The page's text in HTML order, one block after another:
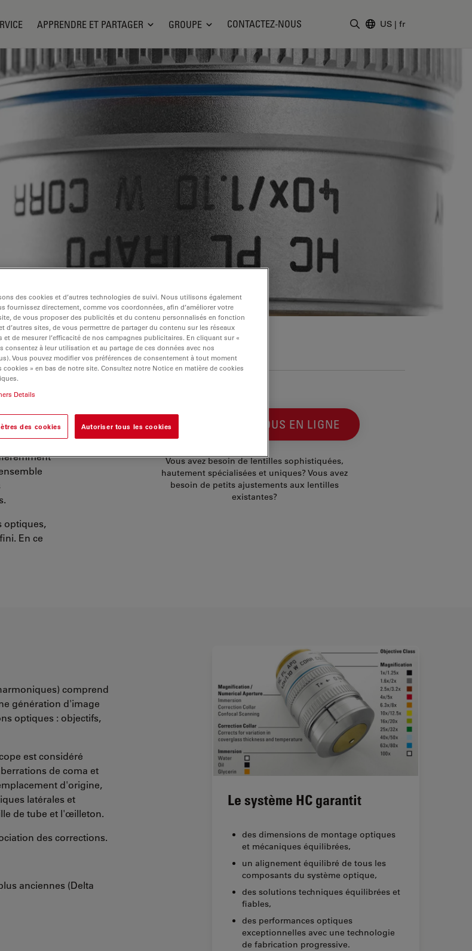
APPRENDRE ET PARTAGER GROUPE CONTACTEZ-NOUS US | fr
optiques,
En ce
CONTACTEZ-NOUS EN LIGNE
Vous avez besoin de lentilles sophistiquées,
hautement spécialisées et uniques? Vous avez
besoin de petits ajustements aux lentilles
existantes?
comprend
génération d'image
optiques : objectifs,
est considéré
de coma et
d'origine,
latérales et
de tube et l'œilleton.
des corrections.
anciennes (Delta
Le système HC garantit
des dimensions de montage optiques
et mécaniques équilibrées,
un alignement équilibré de tous les
composants du système optique,
des solutions techniques équilibrées et
fiables,
des performances optiques
exceptionnelles avec une technologie
de fabrication progressive.
des cookies et d’autres technologies de suivi. Nous utilisons également
fournissez directement, comme vos coordonnées, afin d’améliorer votre
de vous proposer des publicités et du contenu personnalisés en fonction
d’autres sites, de vous permettre de partager du contenu sur les réseaux
et de mesurer l’efficacité de nos campagnes publicitaires. En cliquant sur «
consentez à leur utilisation et au partage de ces données avec nos
Vous pouvez modifier vos préférences de consentement à tout moment
cookies » en bas de notre site. Consultez notre Notice en matière de cookies
Details
des cookies Autoriser tous les cookies